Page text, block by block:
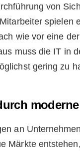
von
spielen
wie vor eine
muss die IT in
gering zu
an
Märkte